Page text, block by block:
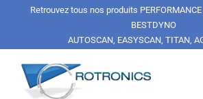
PasserRetrouvez tous nos produits
BESTDYNO
AUTOSCAN, EASYSCAN, TITAN,